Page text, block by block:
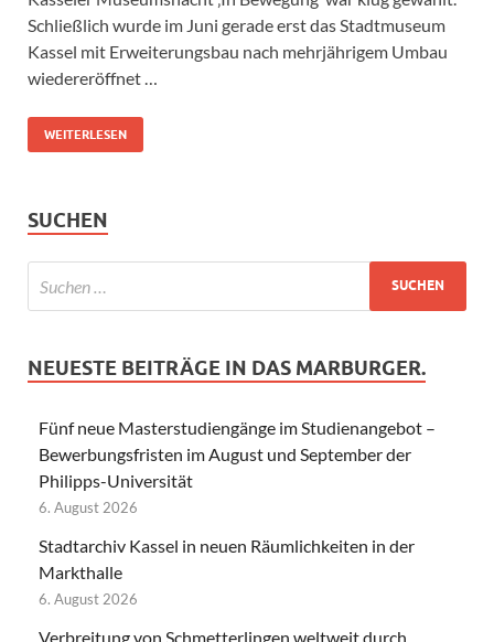
Schließlich wurde im Juni gerade erst das Stadtmuseum
Kassel mit Erweiterungsbau nach mehrjährigem Umbau
wiedereröffnet …
WEITERLESEN
SUCHEN
NEUESTE BEITRÄGE IN DAS MARBURGER.
Fünf neue Masterstudiengänge im Studienangebot –
Bewerbungsfristen im August und September der
Philipps-Universität
6. August 2026
Stadtarchiv Kassel in neuen Räumlichkeiten in der
Markthalle
6. August 2026
Verbreitung von Schmetterlingen weltweit durch